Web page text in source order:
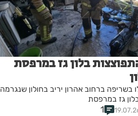
בלון גז במרפסת
בשריפה ברחוב אהרון יריב בחולון שנגרמה
גז במרפסת
1